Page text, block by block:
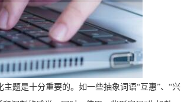
题是十分重要的。如一些抽象词语“互惠”、“兴